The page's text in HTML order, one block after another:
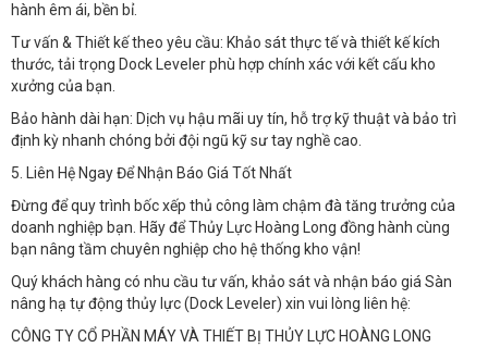
hành êm ái, bền bỉ.
Tư vấn & Thiết kế theo yêu cầu: Khảo sát thực tế và thiết kế kích
thước, tải trọng Dock Leveler phù hợp chính xác với kết cấu kho
xưởng của bạn.
Bảo hành dài hạn: Dịch vụ hậu mãi uy tín, hỗ trợ kỹ thuật và bảo trì
định kỳ nhanh chóng bởi đội ngũ kỹ sư tay nghề cao.
5. Liên Hệ Ngay Để Nhận Báo Giá Tốt Nhất​
Đừng để quy trình bốc xếp thủ công làm chậm đà tăng trưởng của
doanh nghiệp bạn. Hãy để Thủy Lực Hoàng Long đồng hành cùng
bạn nâng tầm chuyên nghiệp cho hệ thống kho vận!
Quý khách hàng có nhu cầu tư vấn, khảo sát và nhận báo giá Sàn
nâng hạ tự động thủy lực (Dock Leveler) xin vui lòng liên hệ:
CÔNG TY CỔ PHẦN MÁY VÀ THIẾT BỊ THỦY LỰC HOÀNG LONG